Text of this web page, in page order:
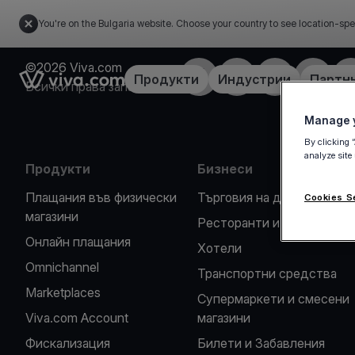
You're on the Bulgaria website. Choose your country to see location-
Link to the homepageПродукти Индустрии
©2026 Viva.com
Всички права запазени
Facebook
X LinkedIn
Продукти
Плащания във физически
магазини
Oнлайн плащания
Omnichannel
Marketplaces
Viva.com Account
Фискализация
Бизнеси
Търговия на дребно
Ресторанти и кафенета
Хотели
Транспортни средства
Супермаркети и смесени
магазини
Билети и Забавления
Manage
By clicking
analyze
Cookies